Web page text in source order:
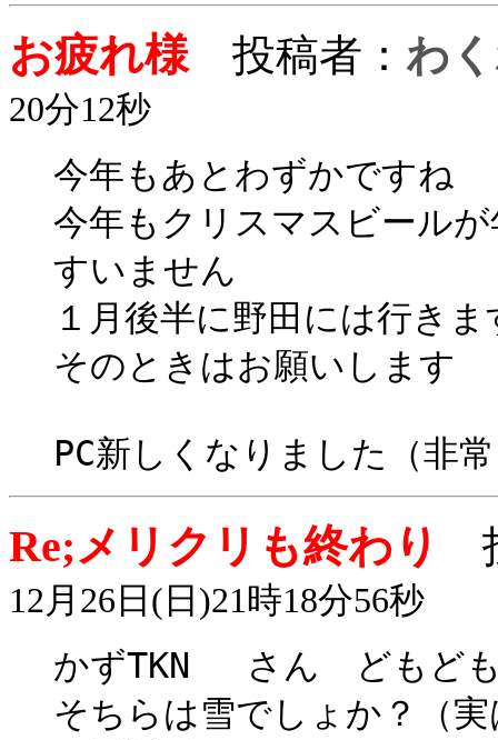
お疲れ様投稿者： わ
20分12秒
今年もあとわずかですね
今年もクリスマスビール
すいません
１月後半に野田には行き
そのときはお願いします
PC新しくなりました（非
Re;メリクリも終わり
12月26日(日)21時18分56秒
かずTKN さん どもど
そちらは雪でしょか？（